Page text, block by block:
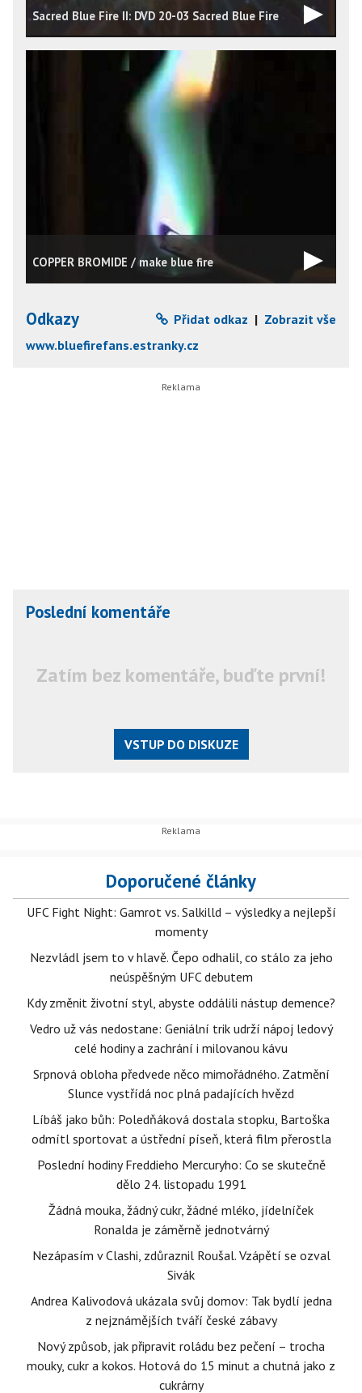
Sacred Blue Fire II: DVD 20-03 Sacred Blue Fire
COPPER BROMIDE / make blue fire
Odkazy Přidat odkaz | Zobrazit vše
www.bluefirefans.estranky.cz
Poslední komentáře
Zatím bez komentáře, buďte první!
VSTUP DO DISKUZE
Doporučené články
UFC Fight Night: Gamrot vs. Salkilld – výsledky a nejlepší
momenty
Nezvládl jsem to v hlavě. Čepo odhalil, co stálo za jeho
neúspěšným UFC debutem
Kdy změnit životní styl, abyste oddálili nástup demence?
Vedro už vás nedostane: Geniální trik udrží nápoj ledový
celé hodiny a zachrání i milovanou kávu
Srpnová obloha předvede něco mimořádného. Zatmění
Slunce vystřídá noc plná padajících hvězd
Líbáš jako bůh: Poledňáková dostala stopku, Bartoška
odmítl sportovat a ústřední píseň, která film přerostla
Poslední hodiny Freddieho Mercuryho: Co se skutečně
dělo 24. listopadu 1991
Žádná mouka, žádný cukr, žádné mléko, jídelníček
Ronalda je záměrně jednotvárný
Nezápasím v Clashi, zdůraznil Roušal. Vzápětí se ozval
Sivák
Andrea Kalivodová ukázala svůj domov: Tak bydlí jedna
z nejznámějších tváří české zábavy
Nový způsob, jak připravit roládu bez pečení – trocha
mouky, cukr a kokos. Hotová do 15 minut a chutná jako z
cukrárny